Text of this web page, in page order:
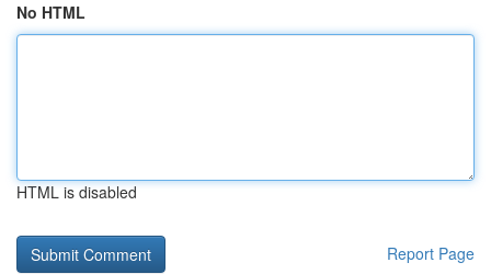
No HTML
HTML is disabled
Report Page